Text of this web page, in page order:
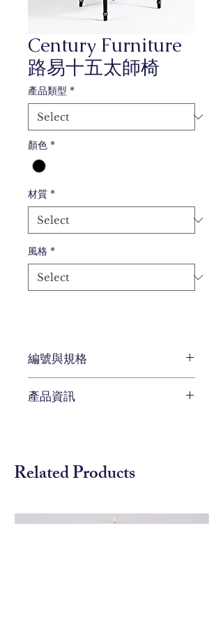
Century Furniture
路易十五太師椅
產品類型 *
顏色 *
材質 *
風格 *
編號與規格
編號 CEN-3691-MA12
產品資訊
Related Products